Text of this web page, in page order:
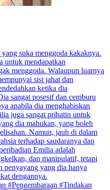
suka menggoda kakaknya.
untuk mendapatkan
menggoda. Walaupun luarnya
sisi jahat dan
ketika dia
sangat posesif dan cemburu
apabila dia menghabiskan
juga sangat prihatin untuk
dia mahukan, yang boleh
Namun, jauh di dalam
terhadap saudaranya dan
Emilia adalah
dan manipulatif, tetapi
penyayang yang dia hanya
dengannya.
#Pengembaraan #Tindakan